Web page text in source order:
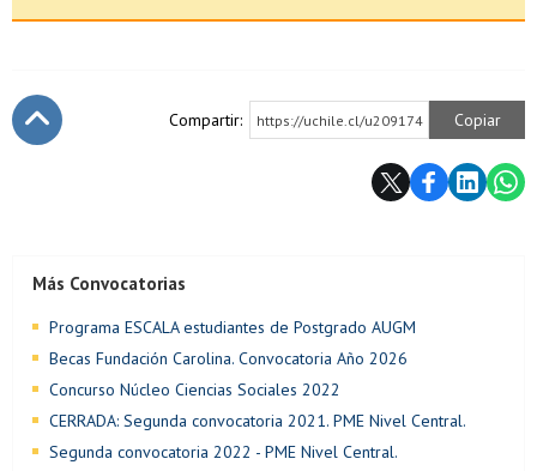
Compartir: https://uchile.cl/u209174 Copiar
Más Convocatorias
Programa ESCALA estudiantes de Postgrado AUGM
Becas Fundación Carolina. Convocatoria Año 2026
Concurso Núcleo Ciencias Sociales 2022
CERRADA: Segunda convocatoria 2021. PME Nivel Central.
Segunda convocatoria 2022 - PME Nivel Central.